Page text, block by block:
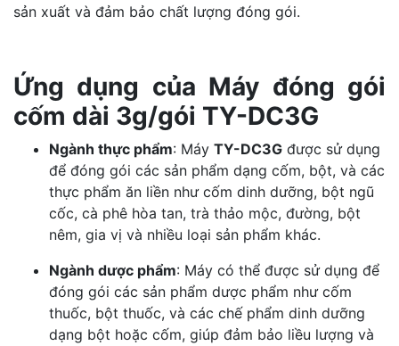
sản xuất và đảm bảo chất lượng đóng gói.
Ứng dụng của Máy đóng gói
cốm dài 3g/gói TY-DC3G
Ngành thực phẩm: Máy TY-DC3G được sử dụng
để đóng gói các sản phẩm dạng cốm, bột, và các
thực phẩm ăn liền như cốm dinh dưỡng, bột ngũ
cốc, cà phê hòa tan, trà thảo mộc, đường, bột
nêm, gia vị và nhiều loại sản phẩm khác.
Ngành dược phẩm: Máy có thể được sử dụng để
đóng gói các sản phẩm dược phẩm như cốm
thuốc, bột thuốc, và các chế phẩm dinh dưỡng
dạng bột hoặc cốm, giúp đảm bảo liều lượng và